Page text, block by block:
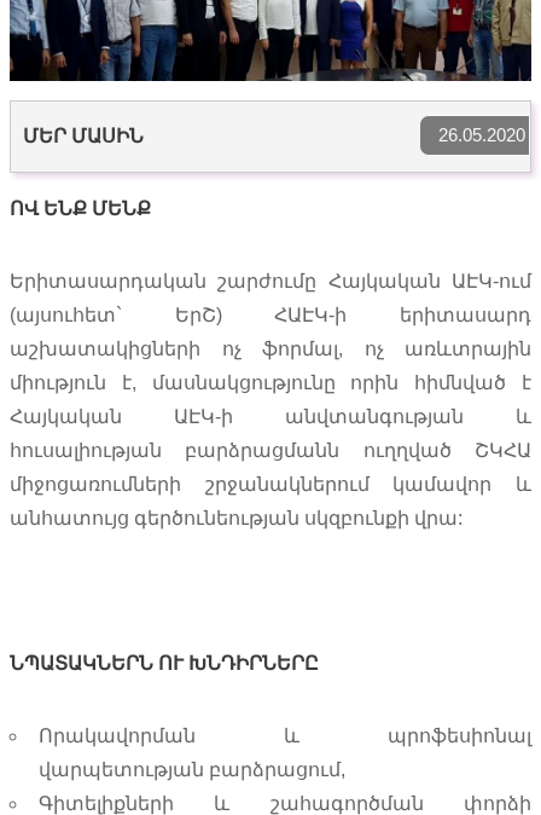
26.05.2020
ՄԵՐ ՄԱՍԻՆ
ՈՎ ԵՆՔ ՄԵՆՔ
Երիտասարդական շարժումը Հայկական ԱԷԿ-ում
(այսուհետ` ԵրՇ) ՀԱԷԿ-ի երիտասարդ
աշխատակիցների ոչ ֆորմալ, ոչ առևտրային
միություն է, մասնակցությունը որին հիմնված է
Հայկական ԱԷԿ-ի անվտանգության և
հուսալիության բարձրացմանն ուղղված ՇԿՀԱ
միջոցառումների շրջանակներում կամավոր և
անհատույց գերծունեության սկզբունքի վրա:
ՆՊԱՏԱԿՆԵՐՆ ՈՒ ԽՆԴԻՐՆԵՐԸ
Որակավորման և պրոֆեսիոնալ
վարպետության բարձրացում,
Գիտելիքների և շահագործման փորձի